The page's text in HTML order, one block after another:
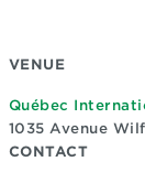
VENUE
Québec
1035 Avenue
CONTACT